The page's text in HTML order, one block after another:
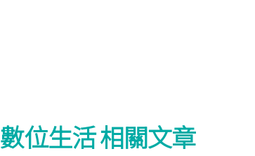
數位生活 相關文章